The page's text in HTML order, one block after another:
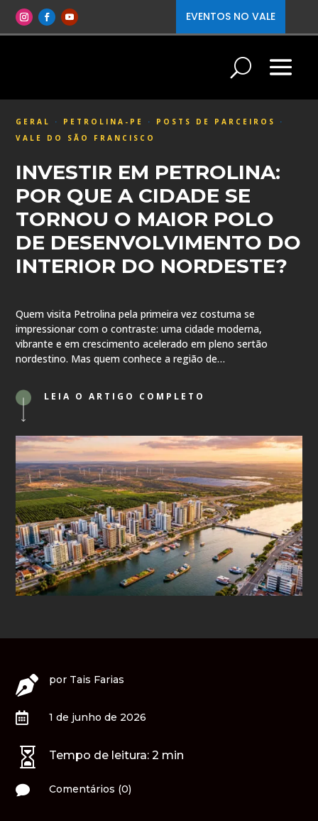
EVENTOS NO VALE
GERAL · PETROLINA-PE · POSTS DE PARCEIROS
·
VALE DO SÃO FRANCISCO
INVESTIR EM PETROLINA:
POR QUE A CIDADE SE
TORNOU O MAIOR POLO
DE DESENVOLVIMENTO DO
INTERIOR DO NORDESTE?
Quem visita Petrolina pela primeira vez costuma se
impressionar com o contraste: uma cidade moderna,
vibrante e em crescimento acelerado em pleno sertão
nordestino. Mas quem conhece a região de…
LEIA O ARTIGO COMPLETO
 por Tais Farias
 1 de junho de 2026
 Tempo de leitura: 2 min
 Comentários (0)